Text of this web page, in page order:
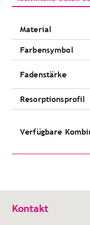
Material
Farbensymbol
Fadenstärke
Resorptionsprofil
Verfügbare
Kontakt